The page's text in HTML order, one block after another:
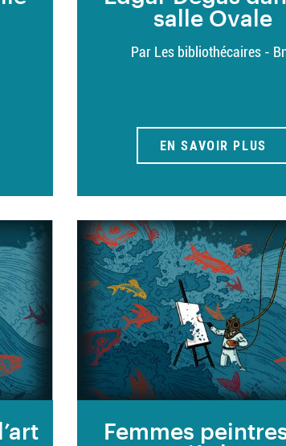
salle Ovale
Par Les bibliothécaires -
EN SAVOIR PLUS
Femmes